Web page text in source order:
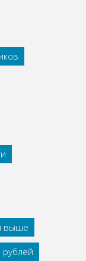
выше